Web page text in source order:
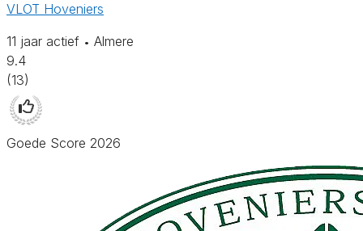
VLOT Hoveniers
11 jaar actief • Almere
9.4
(13)
Goede Score 2026